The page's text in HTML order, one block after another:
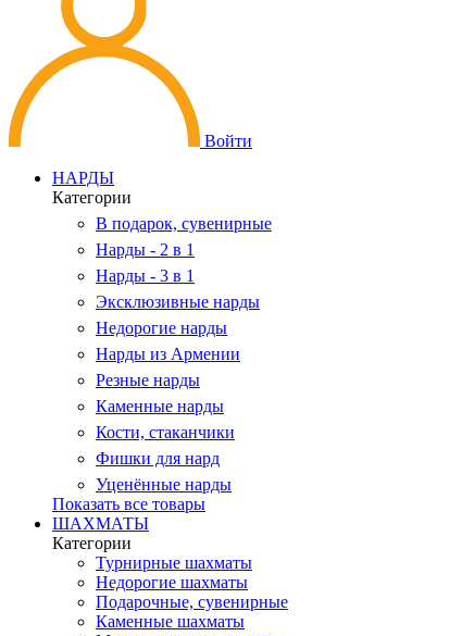
Войти
НАРДЫ
Категории
В подарок, сувенирные
Нарды - 2 в 1
Нарды - 3 в 1
Эксклюзивные нарды
Недорогие нарды
Нарды из Армении
Резные нарды
Каменные нарды
Кости, стаканчики
Фишки для нард
Уценённые нарды
Показать все товары
ШАХМАТЫ
Категории
Турнирные шахматы
Недорогие шахматы
Подарочные, сувенирные
Каменные шахматы